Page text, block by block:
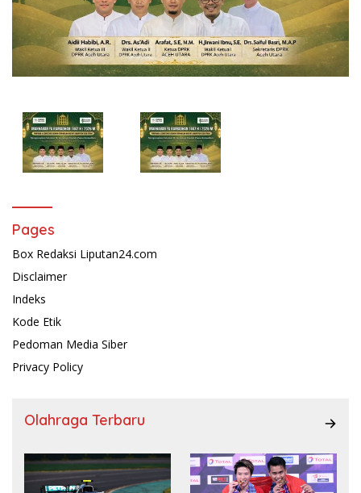
Pages
Box Redaksi Liputan24.com
Disclaimer
Indeks
Kode Etik
Pedoman Media Siber
Privacy Policy
Olahraga Terbaru